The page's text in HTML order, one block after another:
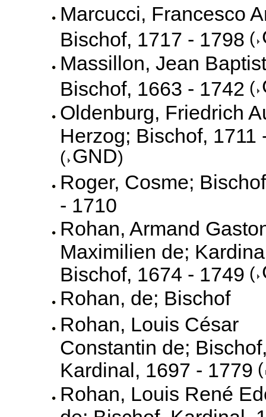
Marcucci, Francesco
Bischof, 1717 - 1798 (
Massillon, Jean
Bischof, 1663 - 1742 (
Oldenburg, Friedrich
Herzog; Bischof, 1711
( GND)
Roger, Cosme;
- 1710
Rohan, Armand
Maximilien de;
Bischof, 1674 - 1749 (
Rohan, de; Bischof
Rohan, Louis César
Constantin de;
Kardinal, 1697 - 1779 (
Rohan, Louis René